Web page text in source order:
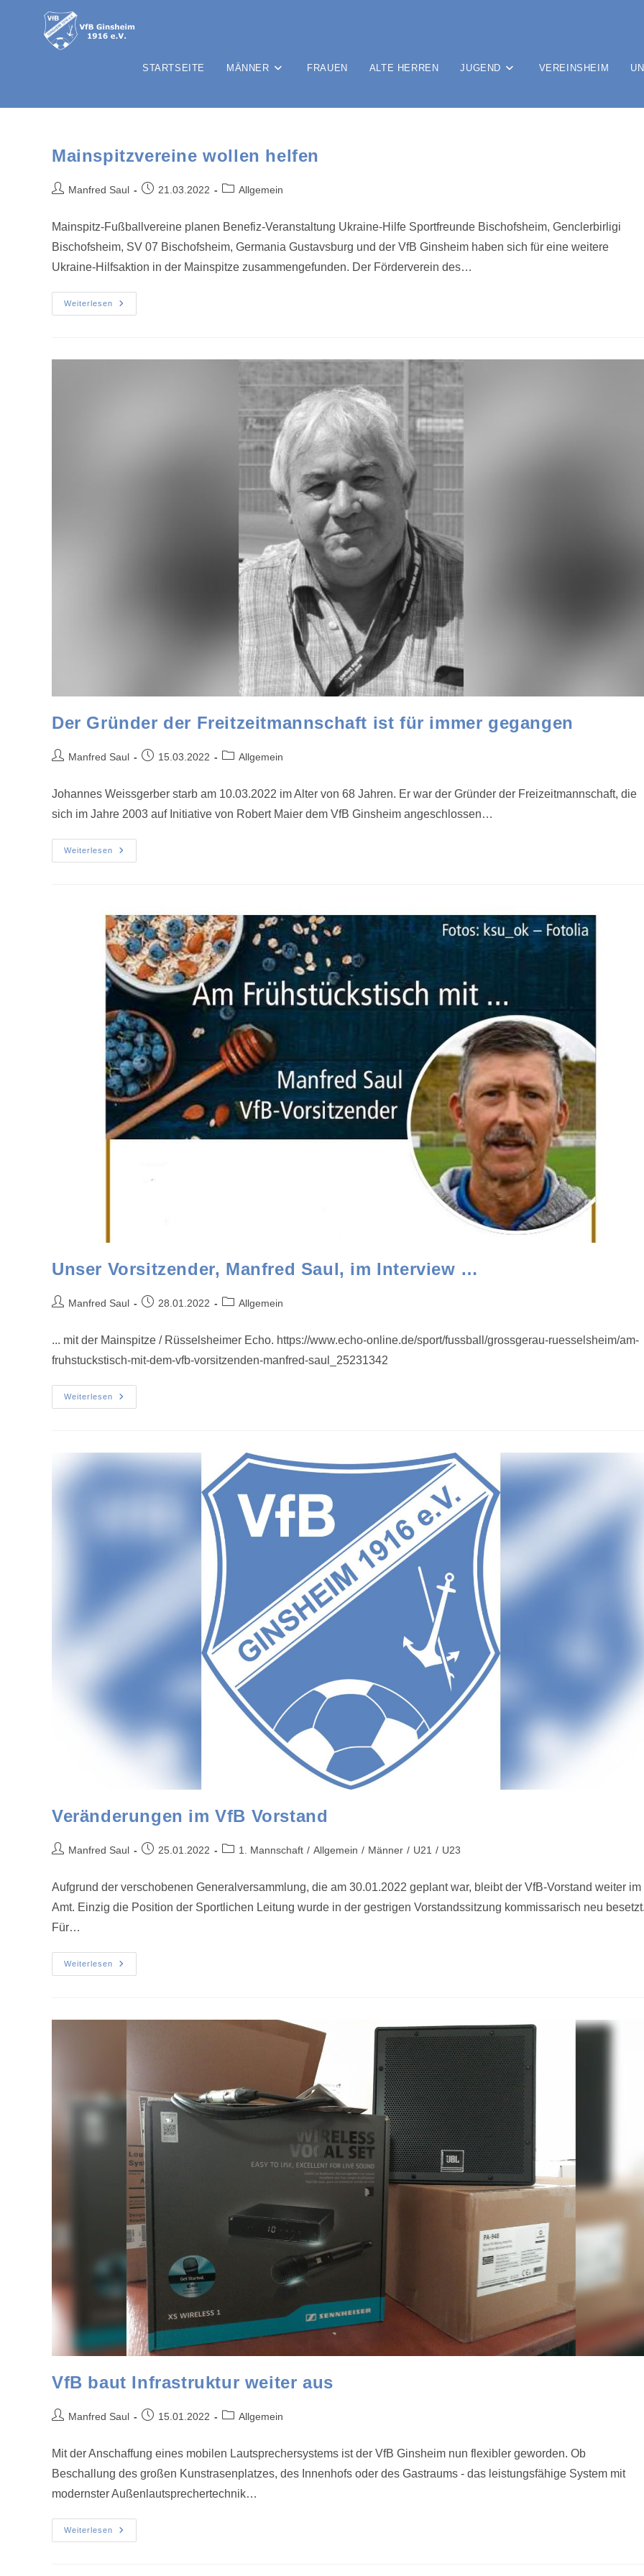
STARTSEITE MÄNNER FRAUEN ALTE HERREN JUGEND VEREINSHEIM
Mainspitzvereine wollen helfen
Manfred Saul 21.03.2022 Allgemein
Mainspitz-Fußballvereine planen Benefiz-Veranstaltung Ukraine-Hilfe Sportfreunde Bischofsheim, Genclerbirligi
Bischofsheim, SV 07 Bischofsheim, Germania Gustavsburg und der VfB Ginsheim haben sich für eine weitere
Ukraine-Hilfsaktion in der Mainspitze zusammengefunden. Der Förderverein des…
Weiterlesen
Der Gründer der Freitzeitmannschaft ist für immer gegangen
Manfred Saul 15.03.2022 Allgemein
Johannes Weissgerber starb am 10.03.2022 im Alter von 68 Jahren. Er war der Gründer der Freizeitmannschaft, die
sich im Jahre 2003 auf Initiative von Robert Maier dem VfB Ginsheim angeschlossen…
Weiterlesen
Unser Vorsitzender, Manfred Saul, im Interview …
Manfred Saul 28.01.2022 Allgemein
... mit der Mainspitze / Rüsselsheimer Echo. https://www.echo-online.de/sport/fussball/grossgerau-ruesselsheim/am-
fruhstuckstisch-mit-dem-vfb-vorsitzenden-manfred-saul_25231342
Weiterlesen
Veränderungen im VfB Vorstand
Manfred Saul 25.01.2022 1. Mannschaft / Allgemein / Männer / U21 / U23
Aufgrund der verschobenen Generalversammlung, die am 30.01.2022 geplant war, bleibt der VfB-Vorstand weiter im
Amt. Einzig die Position der Sportlichen Leitung wurde in der gestrigen Vorstandssitzung kommissarisch neu
Für…
Weiterlesen
VfB baut Infrastruktur weiter aus
Manfred Saul 15.01.2022 Allgemein
Mit der Anschaffung eines mobilen Lautsprechersystems ist der VfB Ginsheim nun flexibler geworden. Ob
Beschallung des großen Kunstrasenplatzes, des Innenhofs oder des Gastraums - das leistungsfähige System mit
modernster Außenlautsprechertechnik…
Weiterlesen